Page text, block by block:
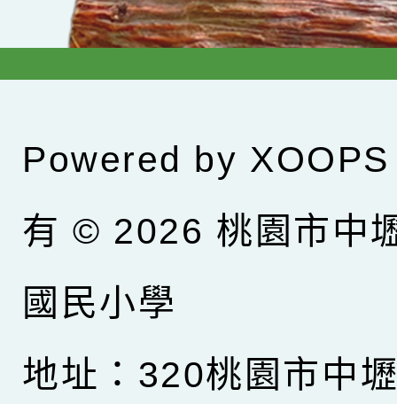
Powered by XOOPS
有 © 2026 桃園市中
國民小學
地址：320桃園市中